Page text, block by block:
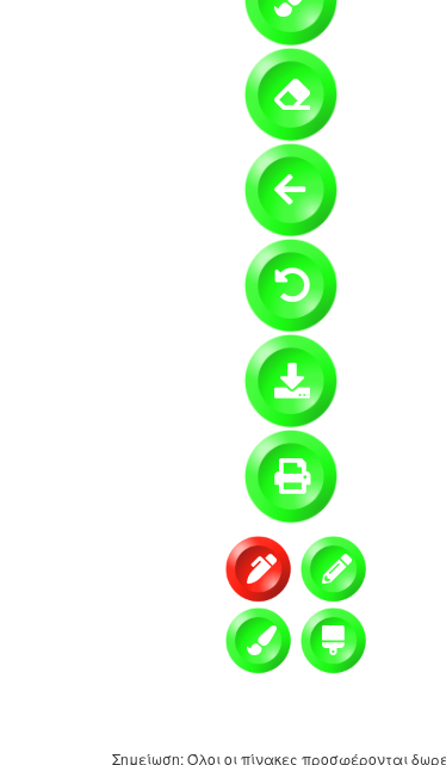
Σημείωση: Όλοι οι πίνακες προσφέρονται